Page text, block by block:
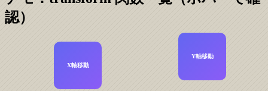
認）
X軸移動
Y軸移動